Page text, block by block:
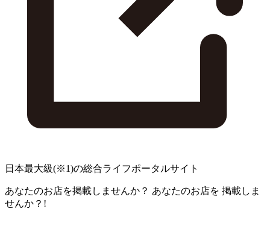
日本最大級(※1)の総合ライフポータルサイト
あなたのお店を掲載しませんか？ あなたのお店を 掲載しま
せんか？!